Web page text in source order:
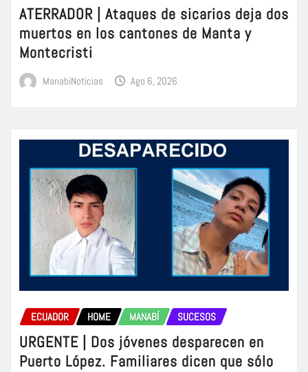
ATERRADOR | Ataques de sicarios deja dos
muertos en los cantones de Manta y
Montecristi
ManabiNoticias Ago 6, 2026
ECUADOR HOME MANABÍ SUCESOS
URGENTE | Dos jóvenes desparecen en
Puerto López. Familiares dicen que sólo